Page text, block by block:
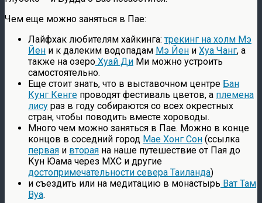
Чем еще можно заняться в Пае:
Лайфхак любителям хайкинга:трекинг на холм Мэ
Йен и к далеким водопадам Мэ Йен и Хуа Чанг, а
также на озеро Хуай Ди Ми можно устроить
самостоятельно.
Еще стоит знать, что в выставочном центре Бан
Кунг Кенге проводят фестиваль цветов, а племена
лису раз в году собираются со всех окрестных
стран, чтобы поводить вместе хороводы.
Много чем можно заняться в Пае. Можно в конце
концов в соседний город Мае Хонг Сон (ссылка
первая и вторая на наше путешествие от Пая до
Кун Юама через МХС и другие
достопримечательности севера Таиланда)
и съездить или на медитацию в монастырь Ват Там
Вуа.